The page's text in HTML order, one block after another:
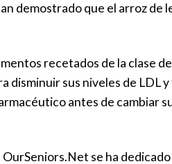
demostrado que el arroz
recetados de la clase
disminuir sus niveles de
antes de cambiar
se ha